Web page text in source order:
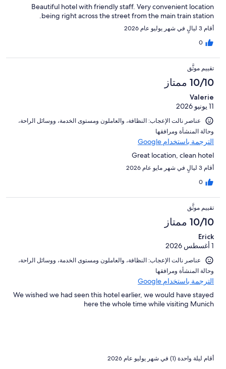
Beautiful hotel with friendly staff. Very convenient location
being right across the street from the main train station.
أقام 3 ليالٍ في شهر يوليو عام 2026
0
تقييم موثَّق
10/10 ممتاز
Valerie
11 يونيو 2026
عناصر نالت الإعجاب: ⁦النظافة⁩، و⁦العاملون ومستوى الخدمة⁩، و⁦وسائل الراحة⁩،
و⁦حالة المنشأة ومرافقها⁩
الترجمة باستخدام Google
Great location, clean hotel
أقام 3 ليالٍ في شهر مايو عام 2026
0
تقييم موثَّق
10/10 ممتاز
Erick
1 أغسطس 2026
عناصر نالت الإعجاب: ⁦النظافة⁩، و⁦العاملون ومستوى الخدمة⁩، و⁦وسائل الراحة⁩،
و⁦حالة المنشأة ومرافقها⁩
الترجمة باستخدام Google
We wished we had seen this hotel earlier, we would have stayed
here the whole time while visiting Munich
أقام ليلة واحدة (1) في شهر يوليو عام 2026